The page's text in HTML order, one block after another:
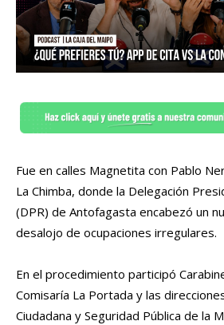
Fue en calles Magnetita con Pablo
La Chimba, donde la Delegación
(DPR) de Antofagasta encabezó un
desalojo de ocupaciones irregulares.
En el procedimiento participó
Comisaría La Portada y las
Ciudadana y Seguridad Pública de la